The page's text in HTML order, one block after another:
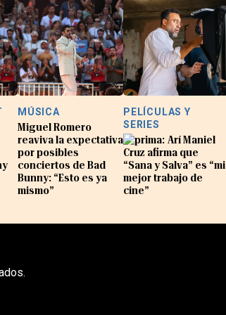
MÚSICA
Miguel Romero
reaviva la expectativa
por posibles
conciertos de Bad
Bunny: “Esto es ya
mismo”
PELÍCULAS Y
SERIES
Arí Maniel
Cruz afirma que
“Sana y Salva” es “mi
mejor trabajo de
cine”